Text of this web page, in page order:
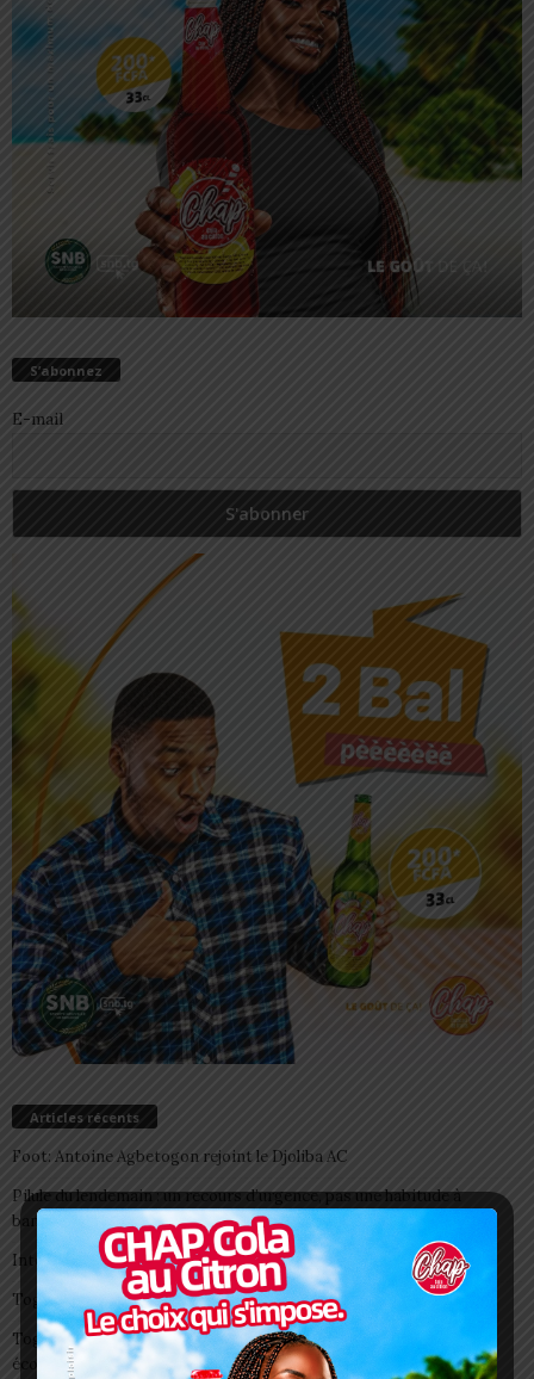
S’abonnez
E-mail
Articles récents
Foot: Antoine Agbetogon rejoint le Djoliba AC
Pilule du lendemain : un recours d’urgence, pas une habitude à
banaliser
Interclubs CAF: ASCK et ASKO face à deux gros morceaux
Togo/ Boissons énergisantes: l’État tire la sonnette d’alarme
Togo/ Rentrée scolaire 2026-2027: consultez la liste officielle des
écoles autorisées